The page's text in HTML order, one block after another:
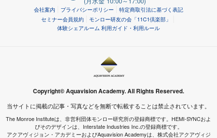
会社案内 プライバシーポリシー
特定商取引法に基づく表記
セミナー会員規約
モンロー研友の会「11C1倶楽部」
体験シェアルーム 利用ガイド・利用ルール
Copyright© Aquavision Academy. All Rights Reserved.
当サイトに掲載の記事・写真などを無断で転載することは禁止されています。
The Monroe Instituteは、非営利団体モンロー研究所の登録商標です。HEMI-SYNCおよ
びそのデザインは、Interstate Industries Inc.の登録商標です。
アクアヴィジョン・アカデミーおよびAquavision Academyは、株式会社アクアヴィジ